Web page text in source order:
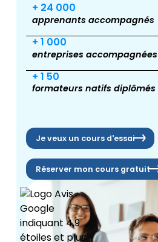
+ 24 000
apprenants accompagnés
+ 1 000
entreprises accompagnées
+ 1 50
formateurs natifs diplômés
Je veux un cours d'essai
Réserver mon cours gratuit